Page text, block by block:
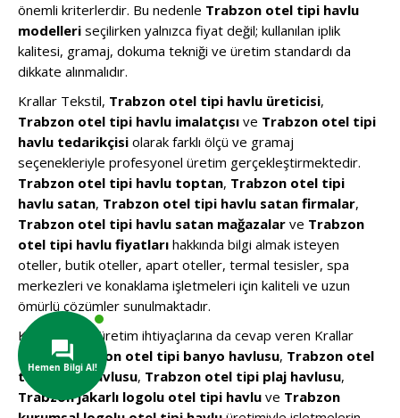
önemli kriterlerdir. Bu nedenle Trabzon otel tipi havlu
modelleri seçilirken yalnızca fiyat değil; kullanılan iplik
kalitesi, gramaj, dokuma tekniği ve üretim standardı da
dikkate alınmalıdır.
Krallar Tekstil, Trabzon otel tipi havlu üreticisi,
Trabzon otel tipi havlu imalatçısı ve Trabzon otel tipi
havlu tedarikçisi olarak farklı ölçü ve gramaj
seçenekleriyle profesyonel üretim gerçekleştirmektedir.
Trabzon otel tipi havlu toptan, Trabzon otel tipi
havlu satan, Trabzon otel tipi havlu satan firmalar,
Trabzon otel tipi havlu satan mağazalar ve Trabzon
otel tipi havlu fiyatları hakkında bilgi almak isteyen
oteller, butik oteller, apart oteller, termal tesisler, spa
merkezleri ve konaklama işletmeleri için kaliteli ve uzun
ömürlü çözümler sunulmaktadır.
Kuruma özel üretim ihtiyaçlarına da cevap veren Krallar
Tekstil;Trabzon otel tipi banyo havlusu, Trabzon otel
tipi el yüz havlusu, Trabzon otel tipi plaj havlusu,
Trabzon jakarlı logolu otel tipi havlu ve Trabzon